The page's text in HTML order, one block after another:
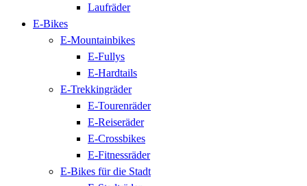
Laufräder
E-Bikes
E-Mountainbikes
E-Fullys
E-Hardtails
E-Trekkingräder
E-Tourenräder
E-Reiseräder
E-Crossbikes
E-Fitnessräder
E-Bikes für die Stadt